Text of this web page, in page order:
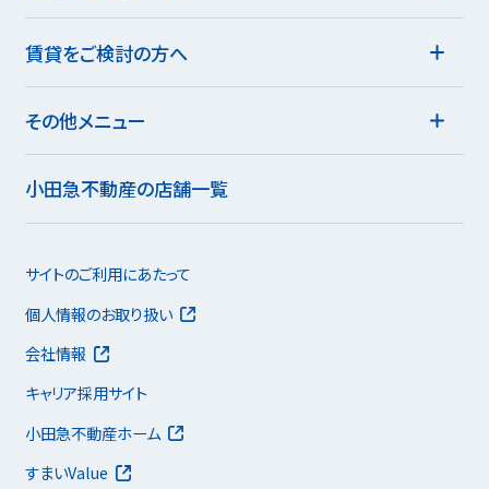
賃貸をご検討の方へ
その他メニュー
小田急不動産の店舗一覧
サイトのご利用にあたって
個人情報のお取り扱い
会社情報
キャリア採用サイト
小田急不動産ホーム
すまいValue